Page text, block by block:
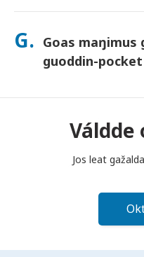
Sáhtát lasihit
buhtadusmávssu. Juos
dakkaviđe—mii veahkehit
G. Goas maŋimus
guoddin-pocket
maŋŋá. Jos máhcat
Váldde
Jos leat